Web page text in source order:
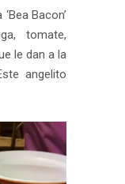
Bacon’
tomate,
le dan a la
angelito